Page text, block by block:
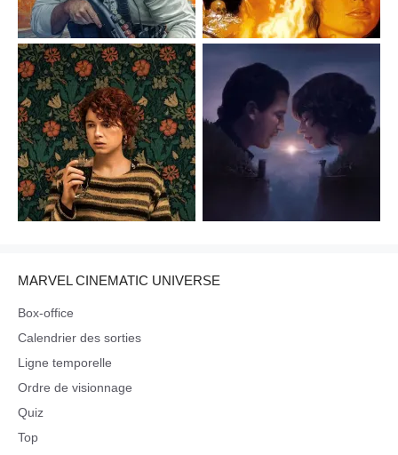
MARVEL CINEMATIC UNIVERSE
Box-office
Calendrier des sorties
Ligne temporelle
Ordre de visionnage
Quiz
Top